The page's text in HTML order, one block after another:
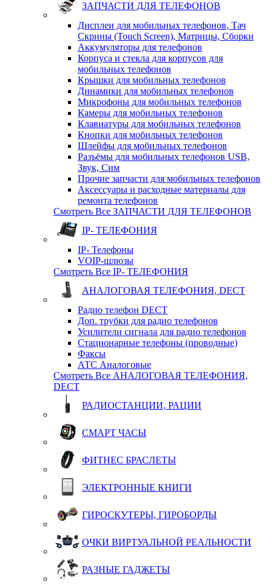
ЗАПЧАСТИ ДЛЯ ТЕЛЕФОНОВ
Дисплеи для мобильных телефонов, Тач
Скрины (Touch Screen), Матрицы, Сборки
Аккумуляторы для телефонов
Корпуса и стекла для корпусов для
мобильных телефонов
Крышки для мобильных телефонов
Динамики для мобильных телефонов
Микрофоны для мобильных телефонов
Камеры для мобильных телефонов
Клавиатуры для мобильных телефонов
Кнопки для мобильных телефонов
Шлейфы для мобильных телефонов
Разъёмы для мобильных телефонов USB,
Звук, Сим
Прочие запчасти для мобильных телефонов
Аксессуары и расходные материалы для
ремонта телефонов
Смотреть Все ЗАПЧАСТИ ДЛЯ ТЕЛЕФОНОВ
IP- ТЕЛЕФОНИЯ
IP- Телефоны
VOIP-шлюзы
Смотреть Все IP- ТЕЛЕФОНИЯ
АНАЛОГОВАЯ ТЕЛЕФОНИЯ, DECT
Радио телефон DECT
Доп. трубки для радио телефонов
Усилители сигнала для радио телефонов
Стационарные телефоны (проводные)
Факсы
АТС Аналоговые
Смотреть Все АНАЛОГОВАЯ ТЕЛЕФОНИЯ,
DECT
РАДИОСТАНЦИИ, РАЦИИ
СМАРТ ЧАСЫ
ФИТНЕС БРАСЛЕТЫ
ЭЛЕКТРОННЫЕ КНИГИ
ГИРОСКУТЕРЫ, ГИРОБОРДЫ
ОЧКИ ВИРТУАЛЬНОЙ РЕАЛЬНОСТИ
РАЗНЫЕ ГАДЖЕТЫ